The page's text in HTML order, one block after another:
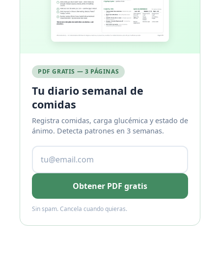
PDF GRATIS — 3 PÁGINAS
Tu diario semanal de
comidas
Registra comidas, carga glucémica y estado de
ánimo. Detecta patrones en 3 semanas.
Obtener PDF gratis
Sin spam. Cancela cuando quieras.